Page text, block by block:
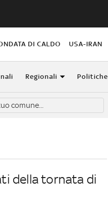
DI CALDO USA-IRAN
Regionali Politiche
della tornata di